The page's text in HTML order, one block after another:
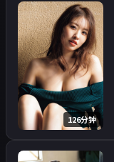
126分钟